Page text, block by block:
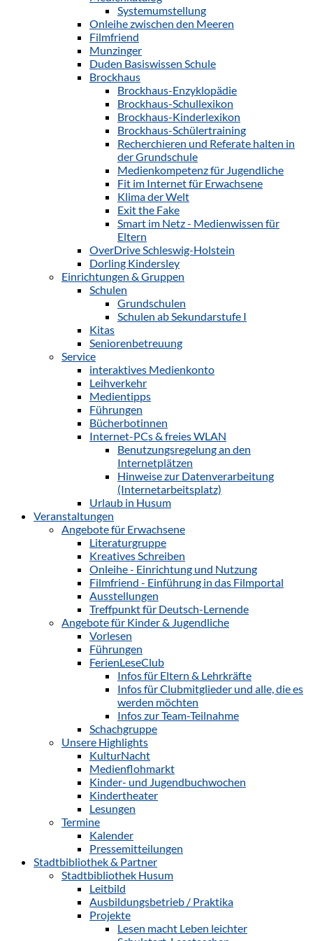
Systemumstellung
Onleihe zwischen den Meeren
Filmfriend
Munzinger
Duden Basiswissen Schule
Brockhaus
Brockhaus-Enzyklopädie
Brockhaus-Schullexikon
Brockhaus-Kinderlexikon
Brockhaus-Schülertraining
Recherchieren und Referate halten in
der Grundschule
Medienkompetenz für Jugendliche
Fit im Internet für Erwachsene
Klima der Welt
Exit the Fake
Smart im Netz - Medienwissen für
Eltern
OverDrive Schleswig-Holstein
Dorling Kindersley
Einrichtungen & Gruppen
Schulen
Grundschulen
Schulen ab Sekundarstufe I
Kitas
Seniorenbetreuung
Service
interaktives Medienkonto
Leihverkehr
Medientipps
Führungen
Bücherbotinnen
Internet-PCs & freies WLAN
Benutzungsregelung an den
Internetplätzen
Hinweise zur Datenverarbeitung
(Internetarbeitsplatz)
Urlaub in Husum
Veranstaltungen
Angebote für Erwachsene
Literaturgruppe
Kreatives Schreiben
Onleihe - Einrichtung und Nutzung
Filmfriend - Einführung in das Filmportal
Ausstellungen
Treffpunkt für Deutsch-Lernende
Angebote für Kinder & Jugendliche
Vorlesen
Führungen
FerienLeseClub
Infos für Eltern & Lehrkräfte
Infos für Clubmitglieder und alle, die es
werden möchten
Infos zur Team-Teilnahme
Schachgruppe
Unsere Highlights
KulturNacht
Medienflohmarkt
Kinder- und Jugendbuchwochen
Kindertheater
Lesungen
Termine
Kalender
Pressemitteilungen
Stadtbibliothek & Partner
Stadtbibliothek Husum
Leitbild
Ausbildungsbetrieb / Praktika
Projekte
Lesen macht Leben leichter